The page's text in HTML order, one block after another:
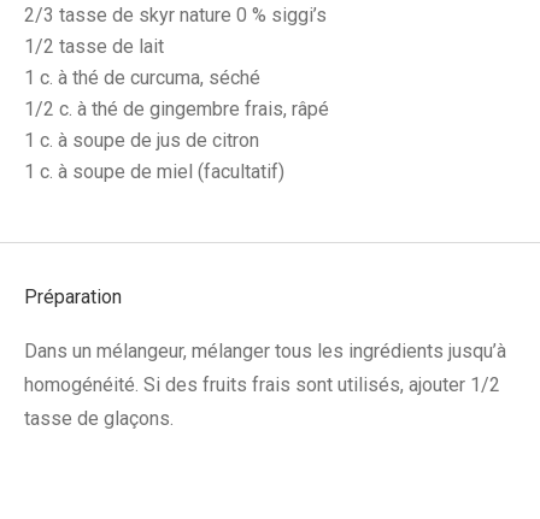
2/3 tasse de skyr nature 0 % siggi’s
1/2 tasse de lait
1 c. à thé de curcuma, séché
1/2 c. à thé de gingembre frais, râpé
1 c. à soupe de jus de citron
1 c. à soupe de miel (facultatif)
Préparation
Dans un mélangeur, mélanger tous les ingrédients jusqu’à
homogénéité. Si des fruits frais sont utilisés, ajouter 1/2
tasse de glaçons.